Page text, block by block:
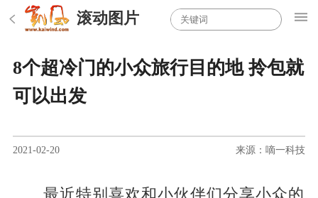
滚动图片
8个超冷门的小众旅行目的地 拎包就
可以出发
2021-02-20 来源：嘀一科技
最近特别喜欢和小伙伴们分享小众的